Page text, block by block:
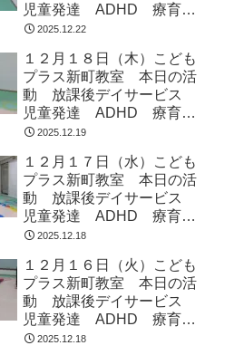
児童発達 ADHD 療育
発達障がい
2025.12.22
１２月１８日（木）こども
プラス新町教室 本日の活
動 放課後デイサービス
児童発達 ADHD 療育
発達障がい
2025.12.19
１２月１７日（水）こども
プラス新町教室 本日の活
動 放課後デイサービス
児童発達 ADHD 療育
発達障がい
2025.12.18
１２月１６日（火）こども
プラス新町教室 本日の活
動 放課後デイサービス
児童発達 ADHD 療育
発達障がい
2025.12.18